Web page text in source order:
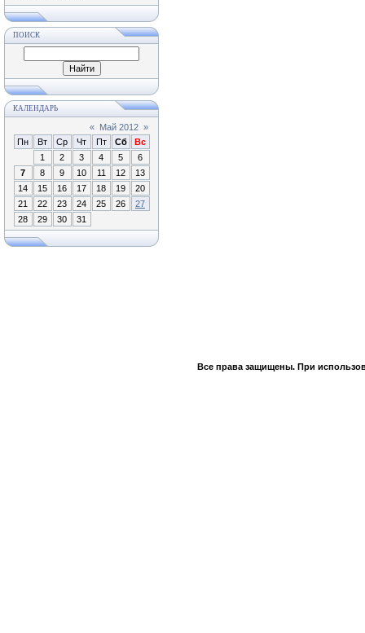
ПОИСК
КАЛЕНДАРЬ
« Май 2012 »
Пн
Вт Ср Чт Пт Сб
Вс
1
2 3 4 5
6
7
8 9 10 11 12
13
14
15 16 17 18 19
20
21
22 23 24 25 26
27
28
29 30 31
Все права защищены. При